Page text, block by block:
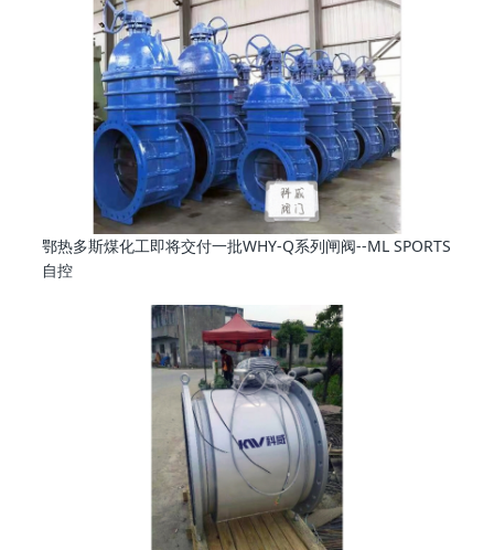
鄂热多斯煤化工即将交付一批WHY-Q系列闸阀--ML SPORTS
自控